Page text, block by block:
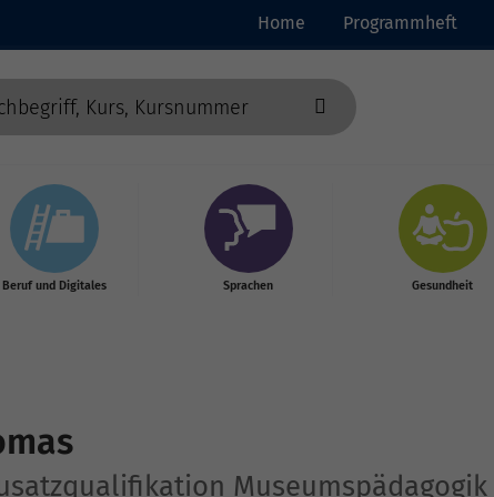
Home Programmheft
Beruf und Digitales Sprachen Gesundheit
Museumspädagogik